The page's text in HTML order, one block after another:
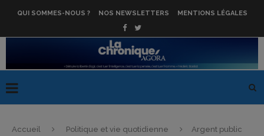
QUI SOMMES-NOUS ? NOS NEWSLETTERS MENTIONS LÉGALES
Accueil Politique et vie quotidienne
Argent public